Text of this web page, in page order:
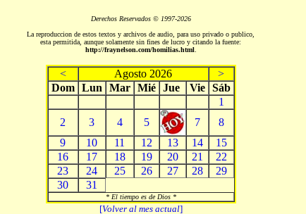
Derechos Reservados © 1997-2026
La reproduccion de estos textos y archivos de audio, para uso privado o publico,
esta permitida, aunque solamente sin fines de lucro y citando la fuente:
http://fraynelson.com/homilias.html.
< Agosto 2026
>
Dom Lun Mar Mié Jue Vie Sáb
1
2
3 4 5 7
8
9
10 11 12 13 14
15
16
17 18 19 20 21
22
23
24 25 26 27 28
29
30
31
* El tiempo es de Dios *
[Volver al mes actual]